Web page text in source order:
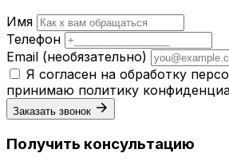
Имя
Телефон
Email (необязательно)
Я согласен на обработку
принимаю политику
Заказать звонок
Получить консультацию